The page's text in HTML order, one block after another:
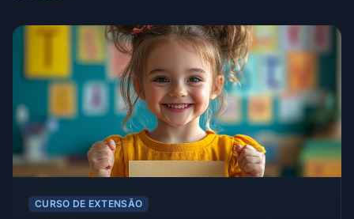
CURSO DE EXTENSÃO